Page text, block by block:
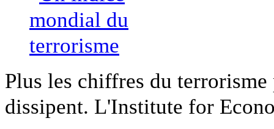
Plus les chiffres du
dissipent. L'Institute for